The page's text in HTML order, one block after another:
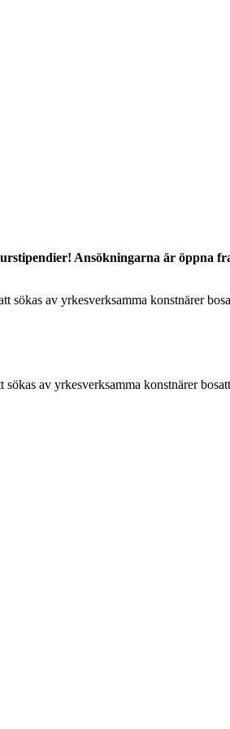
Ansökningarna är öppna
av yrkesverksamma konstnärer
av yrkesverksamma konstnärer